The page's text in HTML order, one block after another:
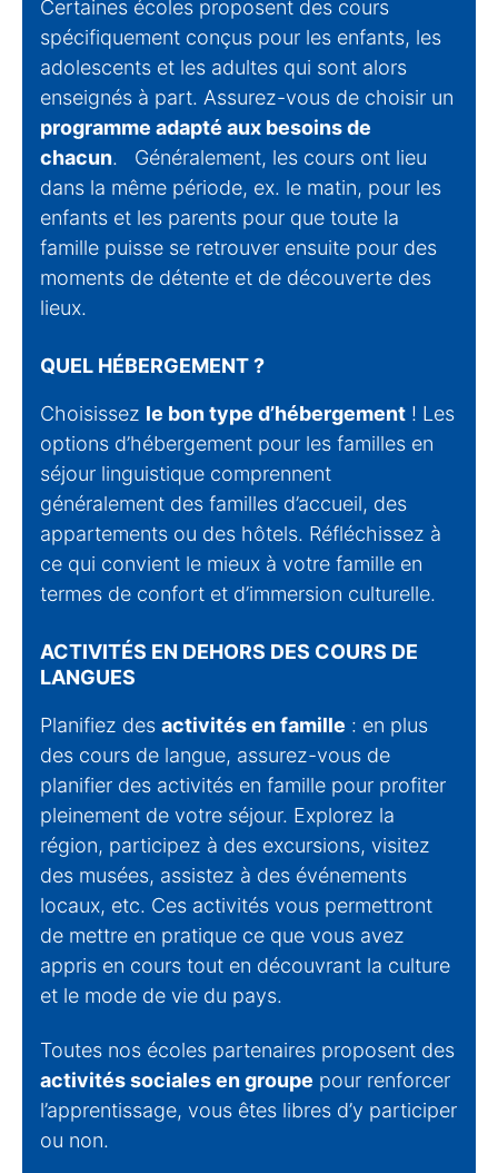
Certaines écoles proposent des cours
spécifiquement conçus pour les enfants, les
adolescents et les adultes qui sont alors
enseignés à part. Assurez-vous de choisir un
programme adapté aux besoins de
chacun. Généralement, les cours ont lieu
dans la même période, ex. le matin, pour les
enfants et les parents pour que toute la
famille puisse se retrouver ensuite pour des
moments de détente et de découverte des
lieux.
QUEL HÉBERGEMENT ?
Choisissez le bon type d’hébergement ! Les
options d’hébergement pour les familles en
séjour linguistique comprennent
généralement des familles d’accueil, des
appartements ou des hôtels. Réfléchissez à
ce qui convient le mieux à votre famille en
termes de confort et d’immersion culturelle.
ACTIVITÉS EN DEHORS DES COURS DE
LANGUES
Planifiez des activités en famille : en plus
des cours de langue, assurez-vous de
planifier des activités en famille pour profiter
pleinement de votre séjour. Explorez la
région, participez à des excursions, visitez
des musées, assistez à des événements
locaux, etc. Ces activités vous permettront
de mettre en pratique ce que vous avez
appris en cours tout en découvrant la culture
et le mode de vie du pays.
Toutes nos écoles partenaires proposent des
activités sociales en groupe pour renforcer
l’apprentissage, vous êtes libres d’y participer
ou non.